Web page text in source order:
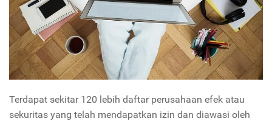
Terdapat sekitar 120 lebih daftar perusahaan efek atau
sekuritas yang telah mendapatkan izin dan diawasi oleh